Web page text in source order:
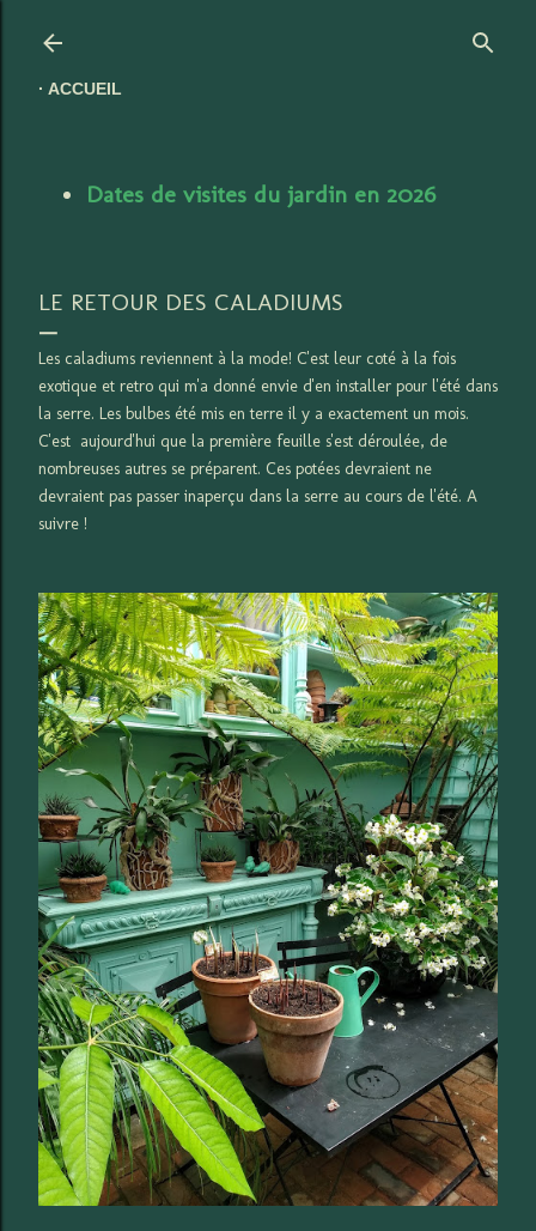
ACCUEIL
Dates de visites du jardin en 2026
LE RETOUR DES CALADIUMS
Les caladiums reviennent à la mode! C'est leur coté à la fois
exotique et retro qui m'a donné envie d'en installer pour l'été dans
la serre. Les bulbes été mis en terre il y a exactement un mois.
C'est aujourd'hui que la première feuille s'est déroulée, de
nombreuses autres se préparent. Ces potées devraient ne
devraient pas passer inaperçu dans la serre au cours de l'été. A
suivre !